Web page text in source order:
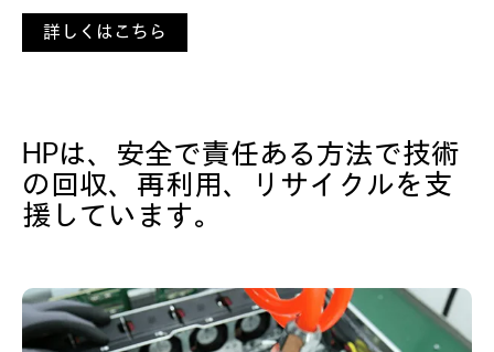
詳しくはこちら
HPは、安全で責任ある方法で技術
の回収、再利用、
リサイクルを支
援しています。